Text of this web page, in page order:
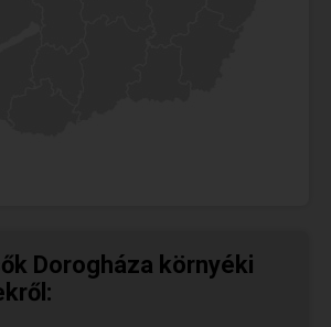
Dorogháza környéki